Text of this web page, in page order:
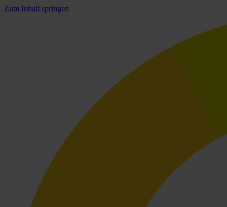
Zum Inhalt springen